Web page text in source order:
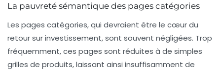
La pauvreté sémantique des pages catégories
Les pages catégories, qui devraient être le cœur du
retour sur investissement, sont souvent négligées. Trop
fréquemment, ces pages sont réduites à de simples
grilles de produits, laissant ainsi insuffisamment de